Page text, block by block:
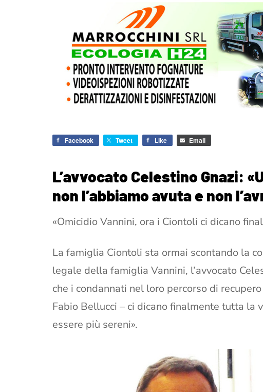
Facebook Tweet Like Email
L’avvocato Celestino Gnazi:
non l’abbiamo avuta e non
«Omicidio Vannini, ora i Ciontoli ci dicano
La famiglia Ciontoli sta ormai scontando la
legale della famiglia Vannini, l’avvocato
che i condannati nel loro percorso di
Fabio Bellucci – ci dicano finalmente tutta la
essere più sereni».